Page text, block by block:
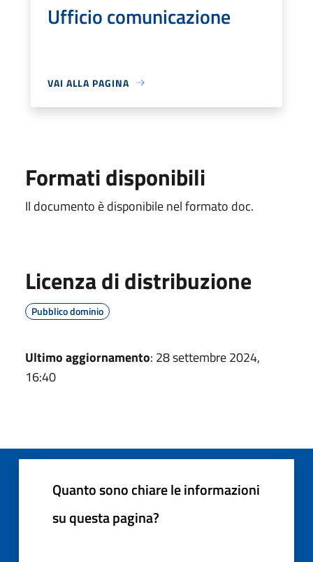
Ufficio comunicazione
VAI ALLA PAGINA
Formati disponibili
Il documento è disponibile nel formato doc.
Licenza di distribuzione
Pubblico dominio
Ultimo aggiornamento: 28 settembre 2024,
16:40
Quanto sono chiare le informazioni
su questa pagina?